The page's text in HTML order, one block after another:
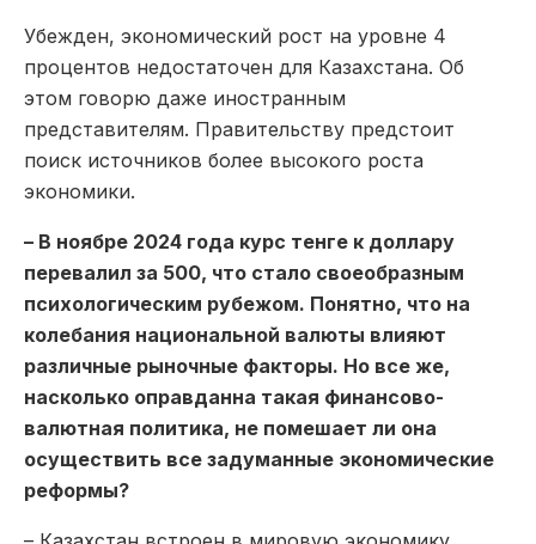
Убежден, экономический рост на уровне 4
процентов недостаточен для Казахстана. Об
этом говорю даже иностранным
представителям. Правительству предстоит
поиск источников более высокого роста
экономики.
– В ноябре 2024 года курс тенге к доллару
перевалил за 500, что стало своеобразным
психологическим рубежом. Понятно, что на
колебания национальной валюты влияют
различные рыночные факторы. Но все же,
насколько оправданна такая финансово-
валютная политика, не помешает ли она
осуществить все задуманные экономические
реформы?